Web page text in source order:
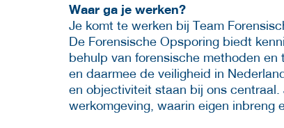
Waar ga je werken?
Je komt te werken bij Team
De Forensische Opsporing biedt
behulp van forensische methoden
en daarmee de veiligheid in
en objectiviteit staan bij ons
werkomgeving, waarin eigen inbreng